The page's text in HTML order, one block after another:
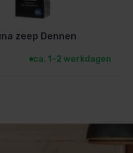
zeep Dennen
ca. 1–2 werkdagen